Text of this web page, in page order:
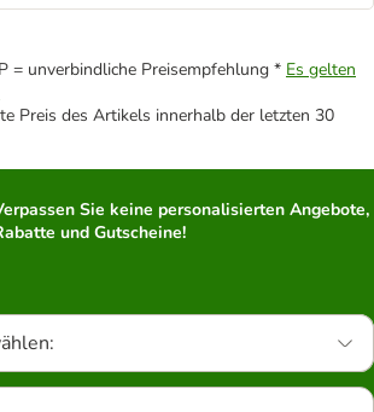
= unverbindliche Preisempfehlung * Es gelten
Preis des Artikels innerhalb der letzten 30
Sie keine personalisierten Angebote,
und Gutscheine!